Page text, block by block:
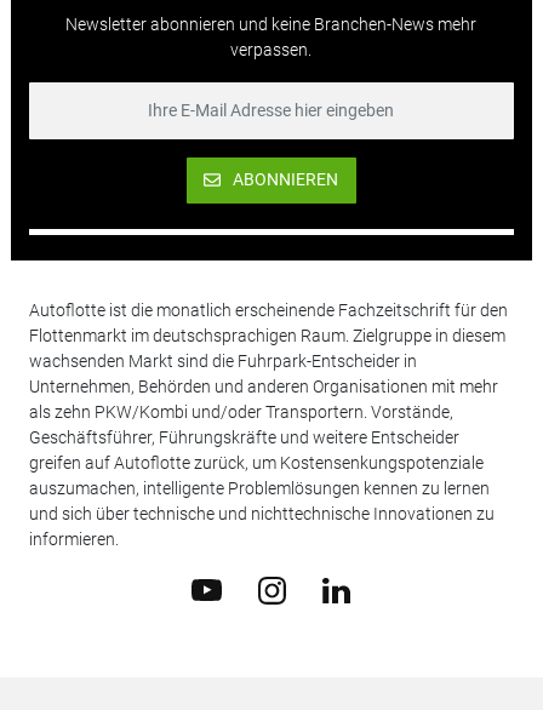
Newsletter abonnieren und keine Branchen-News mehr
verpassen.
ABONNIEREN
Autoflotte ist die monatlich erscheinende Fachzeitschrift für den
Flottenmarkt im deutschsprachigen Raum. Zielgruppe in diesem
wachsenden Markt sind die Fuhrpark-Entscheider in
Unternehmen, Behörden und anderen Organisationen mit mehr
als zehn PKW/Kombi und/oder Transportern. Vorstände,
Geschäftsführer, Führungskräfte und weitere Entscheider
greifen auf Autoflotte zurück, um Kostensenkungspotenziale
auszumachen, intelligente Problemlösungen kennen zu lernen
und sich über technische und nichttechnische Innovationen zu
informieren.